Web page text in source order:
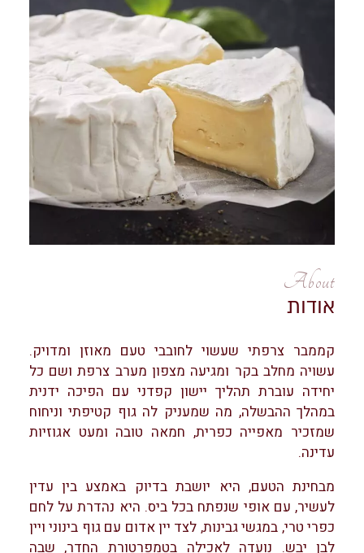
About
אודות
קממבר צרפתי שעשוי לחובבי טעם מאוזן ומדויק.
עשויה מחלב בקר ומגיעה מצפון מערב צרפת ושם כל
יחידה עוברת תהליך יישון קפדני עם הפיכה ידנית
במהלך ההבשלה, מה שמעניק לה גוף קטיפתי וניחוח
שמזכיר מאפייה כפרית, חמאה טובה ומעט אגוזיות
עדינה.
מבחינת הטעם, היא יושבת בדיוק באמצע בין עדין
לעשיר, עם אופי שנפתח בכל ביס. היא נהדרת על לחם
כפרי טרי, במגשי גבינות, לצד יין אדום עם גוף בינוני ויין
לבן יבש. נועדה לאכילה בטמפרטורת החדר, שבה